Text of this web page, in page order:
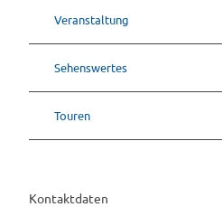
Veranstaltung
Sehenswertes
Touren
Kontaktdaten